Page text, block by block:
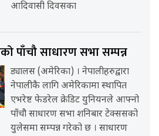
आदिवासी दिवसका
पाँचौ साधारण सभा सम्पन्न
ड्यालस (अमेरिका) । नेपालीहरुद्वारा
नेपालीकै लागि अमेरिकामा स्थापित
एभरेष्ट फेडरेल क्रेडिट युनियनले आफ्नो
पाँचौ साधारण सभा शनिबार टेक्ससको
युलेसमा सम्पन्न गरेको छ । साधारण